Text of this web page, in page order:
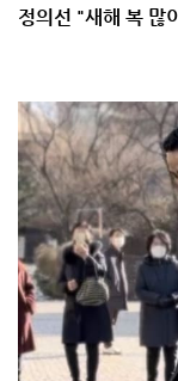
정의선 "새해 복 많